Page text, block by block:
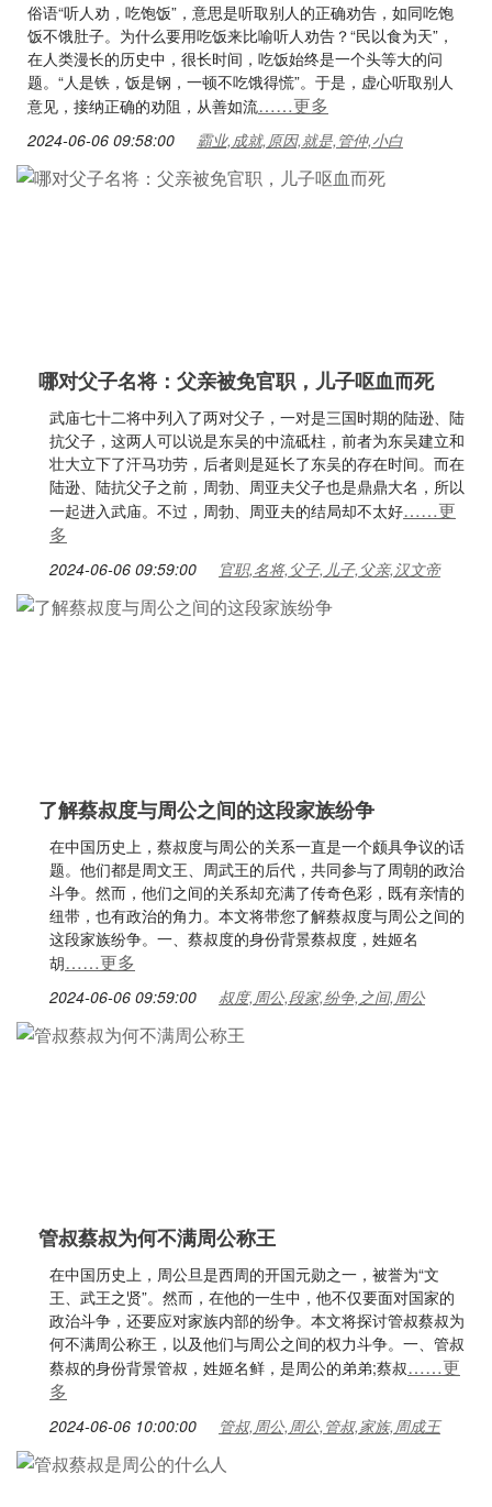
俗语“听人劝，吃饱饭”，意思是听取别人的正确劝告，如同吃饱
饭不饿肚子。为什么要用吃饭来比喻听人劝告？“民以食为天”，
在人类漫长的历史中，很长时间，吃饭始终是一个头等大的问
题。“人是铁，饭是钢，一顿不吃饿得慌”。于是，虚心听取别人
意见，接纳正确的劝阻，从善如流……更多
2024-06-06 09:58:00 霸业,成就,原因,就是,管仲,小白
哪对父子名将：父亲被免官职，儿子呕血而死
武庙七十二将中列入了两对父子，一对是三国时期的陆逊、陆
抗父子，这两人可以说是东吴的中流砥柱，前者为东吴建立和
壮大立下了汗马功劳，后者则是延长了东吴的存在时间。而在
陆逊、陆抗父子之前，周勃、周亚夫父子也是鼎鼎大名，所以
一起进入武庙。不过，周勃、周亚夫的结局却不太好……更
多
2024-06-06 09:59:00 官职,名将,父子,儿子,父亲,汉文帝
了解蔡叔度与周公之间的这段家族纷争
在中国历史上，蔡叔度与周公的关系一直是一个颇具争议的话
题。他们都是周文王、周武王的后代，共同参与了周朝的政治
斗争。然而，他们之间的关系却充满了传奇色彩，既有亲情的
纽带，也有政治的角力。本文将带您了解蔡叔度与周公之间的
这段家族纷争。一、蔡叔度的身份背景蔡叔度，姓姬名
胡……更多
2024-06-06 09:59:00 叔度,周公,段家,纷争,之间,周公
管叔蔡叔为何不满周公称王
在中国历史上，周公旦是西周的开国元勋之一，被誉为“文
王、武王之贤”。然而，在他的一生中，他不仅要面对国家的
政治斗争，还要应对家族内部的纷争。本文将探讨管叔蔡叔为
何不满周公称王，以及他们与周公之间的权力斗争。一、管叔
蔡叔的身份背景管叔，姓姬名鲜，是周公的弟弟;蔡叔……更
多
2024-06-06 10:00:00 管叔,周公,周公,管叔,家族,周成王